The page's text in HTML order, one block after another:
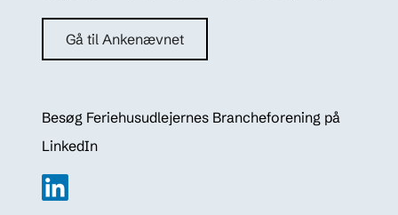
Gå til Ankenævnet
Besøg Feriehusudlejernes Brancheforening på
LinkedIn